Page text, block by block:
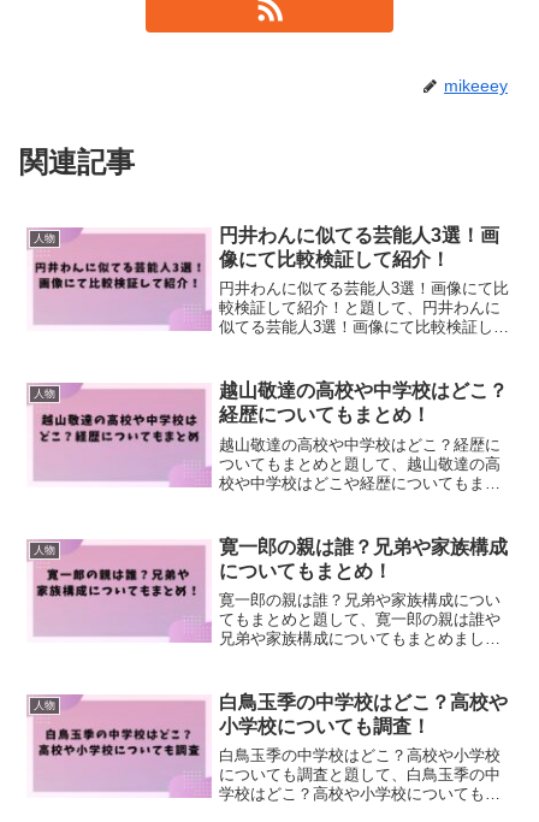
mikeeey
関連記事
人物
円井わんに似てる芸能人3選！画
像にて比較検証して紹介！
円井わんに似てる芸能人3選！画像にて比
較検証して紹介！と題して、円井わんに
似てる芸能人3選！画像にて比較検証して
人物
越山敬達の高校や中学校はどこ？
経歴についてもまとめ！
越山敬達の高校や中学校はどこ？経歴に
ついてもまとめと題して、越山敬達の高
校や中学校はどこや経歴についてもまと
人物
寛一郎の親は誰？兄弟や家族構成
についてもまとめ！
寛一郎の親は誰？兄弟や家族構成につい
てもまとめと題して、寛一郎の親は誰や
兄弟や家族構成についてもまとめまし
人物
白鳥玉季の中学校はどこ？高校や
小学校についても調査！
白鳥玉季の中学校はどこ？高校や小学校
についても調査と題して、白鳥玉季の中
学校はどこ？高校や小学校についても調